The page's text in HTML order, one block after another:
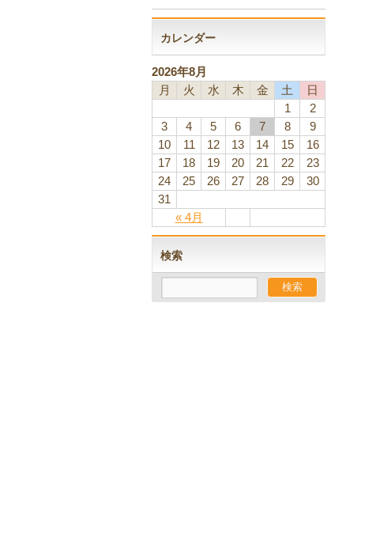
カレンダー
2026年8月
月
火 水 木 金 土 日
« 4月
1
2
3
4 5 6 7 8
9
10
11 12 13 14 15
16
17
18 19 20 21 22
23
24
25 26 27 28 29
30
31
検索